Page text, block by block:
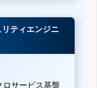
ティエンジニ
ロサービス基盤